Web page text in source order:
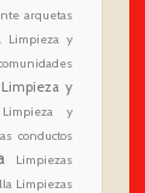
arquetas
Limpieza y
Limpieza y
Limpieza y
conductos
Limpiezas
Limpiezas